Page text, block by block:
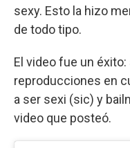
sexy. Esto la hizo
de todo tipo.
El video fue un
reproducciones en
a ser sexi (sic) y
video que posteó.